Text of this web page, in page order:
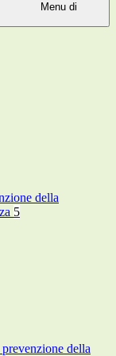
Menu di
della
5
della